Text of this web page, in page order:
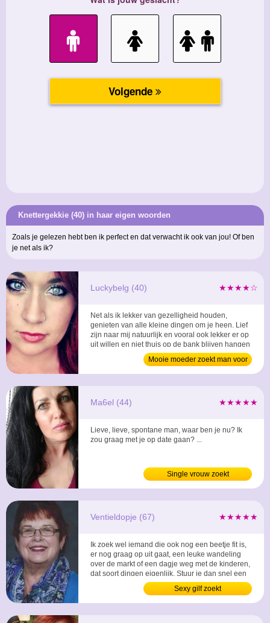
Knettergekkie (40) in haar eigen woorden
Zoals je gelezen hebt ben ik perfect en dat verwacht ik ook van jou! Of ben
je net als ik?
★★★★☆
Luckybelg (40)
Net als ik lekker van gezelligheid houden,
genieten van alle kleine dingen om je heen. Lief
zijn naar mij natuurlijk en vooral ook lekker er op
uit willen en niet thuis op de bank blijven hangen
voor de buis. Ben jij die ondernemende man die
zin heeft in een gezellige vrouw, laat dan snel
iets weten. ...
Mooie moeder zoekt man voor
relatie
★★★★★
Ma6el (44)
Lieve, lieve, spontane man, waar ben je nu? Ik
zou graag met je op date gaan? ...
Single vrouw zoekt
★★★★★
Ventieldopje (67)
Ik zoek wel iemand die ook nog een beetje fit is,
er nog graag op uit gaat, een leuke wandeling
over de markt of een dagje weg met de kinderen,
dat soort dingen eigenlijk. Stuur je dan snel een
Sexy gilf zoekt